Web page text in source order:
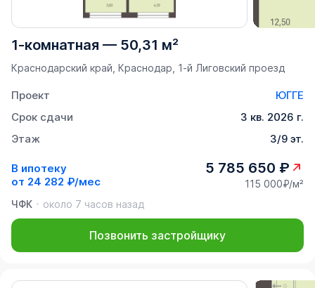
1-комнатная — 50,31 м²
Краснодарский край, Краснодар, 1-й Лиговский проезд
Проект
ЮГГЕ
Срок сдачи
3 кв. 2026 г.
Этаж
3/9 эт.
В ипотеку
от 24 282 ₽/мес
5 785 650 ₽
115 000₽/м²
ЧФК
около 7 часов назад
Позвонить застройщику